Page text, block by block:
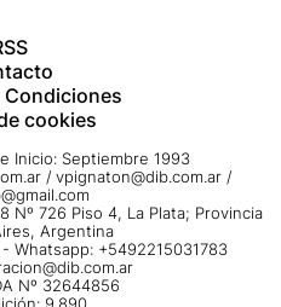
Condiciones
cookies
Inicio: Septiembre 1993
/ vpignaton@dib.com.ar /
Nº 726 Piso 4, La Plata; Provincia
Argentina
Whatsapp: +5492215031783
Nº 32644856